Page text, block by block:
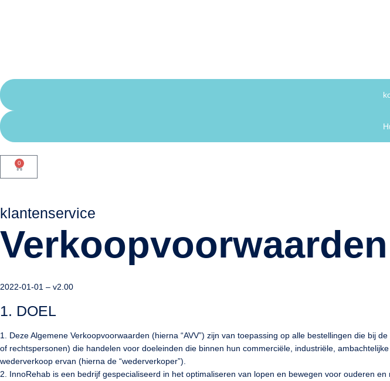
0
klantenservice
Verkoopvoorwaarden
2022-01-01 – v2.00
1. DOEL
1. Deze Algemene Verkoopvoorwaarden (hierna “AVV”) zijn van toepassing op alle bestellingen die bij
of rechtspersonen) die handelen voor doeleinden die binnen hun commerciële, industriële,
wederverkoop ervan (hierna de “wederverkoper”).
2. InnoRehab is een bedrijf gespecialiseerd in het optimaliseren van lopen en bewegen voor ouderen